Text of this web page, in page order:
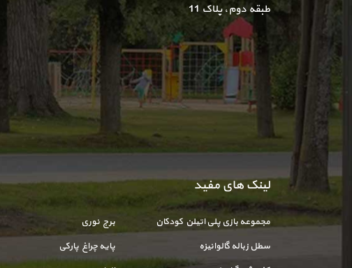
طبقه دوم، پلاک 11
لینک های مفید
مجموعه بازی پلی اتیلن کودکان
برج نوری
سطل زباله گالوانیزه
پایه چراغ پارکی